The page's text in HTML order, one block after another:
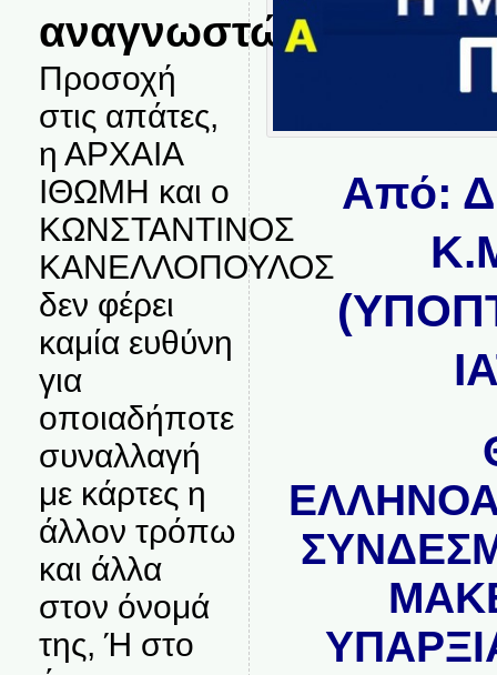
αναγνωστών.
Προσοχή
στις απάτες,
η ΑΡΧΑΙΑ
ΙΘΩΜΗ και ο
ΚΩΝΣΤΑΝΤΙΝΟΣ
ΚΑΝΕΛΛΟΠΟΥΛΟΣ
δεν φέρει
καμία ευθύνη
για
οποιαδήποτε
συναλλαγή
με κάρτες η
άλλον τρόπω
και άλλα
στον όνομά
της, Ή στο
Από: